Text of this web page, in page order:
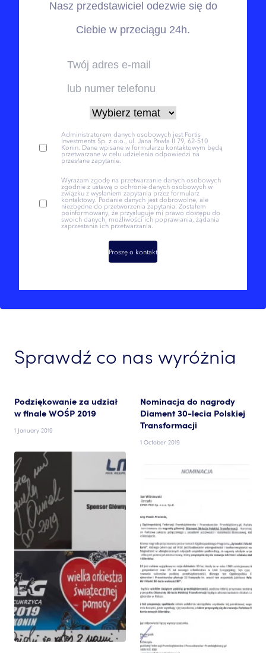
Nasz przedstawiciel odezwie się do
Ciebie w przeciągu 24h.
Administratorem danych osobowych jest Fortis
Investments Sp. z o.o., ul. Jana Pawła II 79, 62-510
Konin. Dane wpisane w formularzu kontaktowym będą
przetwarzane w celu udzielenia odpowiedzi na
przesłane zapytanie.
Wyrażam zgodę na przetwarzanie danych osobowych
zgodnie z ustawą o ochronie danych osobowych w
związku z wysłaniem zapytania przez formularz
kontaktowy. Podanie danych jest dobrowolne, ale
niezbędne do przetworzenia zapytania. Zostałem
poinformowany, że przysługuje mi prawo dostępu do
swoich danych, możliwości ich poprawiania, żądania
zaprzestania ich przetwarzania.
Proszę o kontakt
Sprawdź co nas wyróżnia
Podziękowanie za udział
w finale WOŚP 2019
1 January 2019
Nominacja do nagrody
Diament 30-lecia Polskiej
Transformacji
1 October 2019